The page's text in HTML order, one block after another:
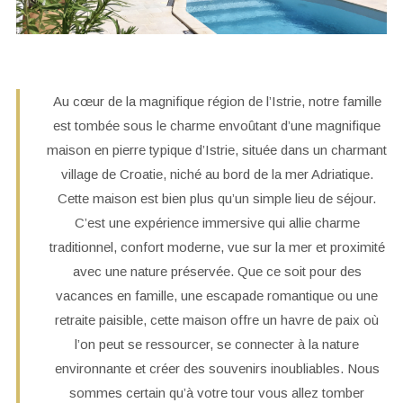
Au cœur de la magnifique région de l’Istrie, notre famille
est tombée sous le charme envoûtant d’une magnifique
maison en pierre typique d’Istrie, située dans un charmant
village de Croatie, niché au bord de la mer Adriatique.
Cette maison est bien plus qu’un simple lieu de séjour.
C’est une expérience immersive qui allie charme
traditionnel, confort moderne, vue sur la mer et proximité
avec une nature préservée. Que ce soit pour des
vacances en famille, une escapade romantique ou une
retraite paisible, cette maison offre un havre de paix où
l’on peut se ressourcer, se connecter à la nature
environnante et créer des souvenirs inoubliables. Nous
sommes certain qu’à votre tour vous allez tomber